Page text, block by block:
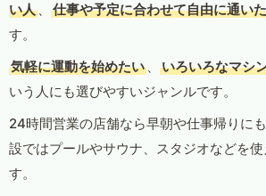
い人 、 仕事や予定に合わせて自由に通い
す。
気軽に運動を始めたい 、 いろいろなマシ
いう人にも選びやすいジャンルです。
24時間営業の店舗なら早朝や仕事帰りに
設ではプールやサウナ、スタジオなどを
す。